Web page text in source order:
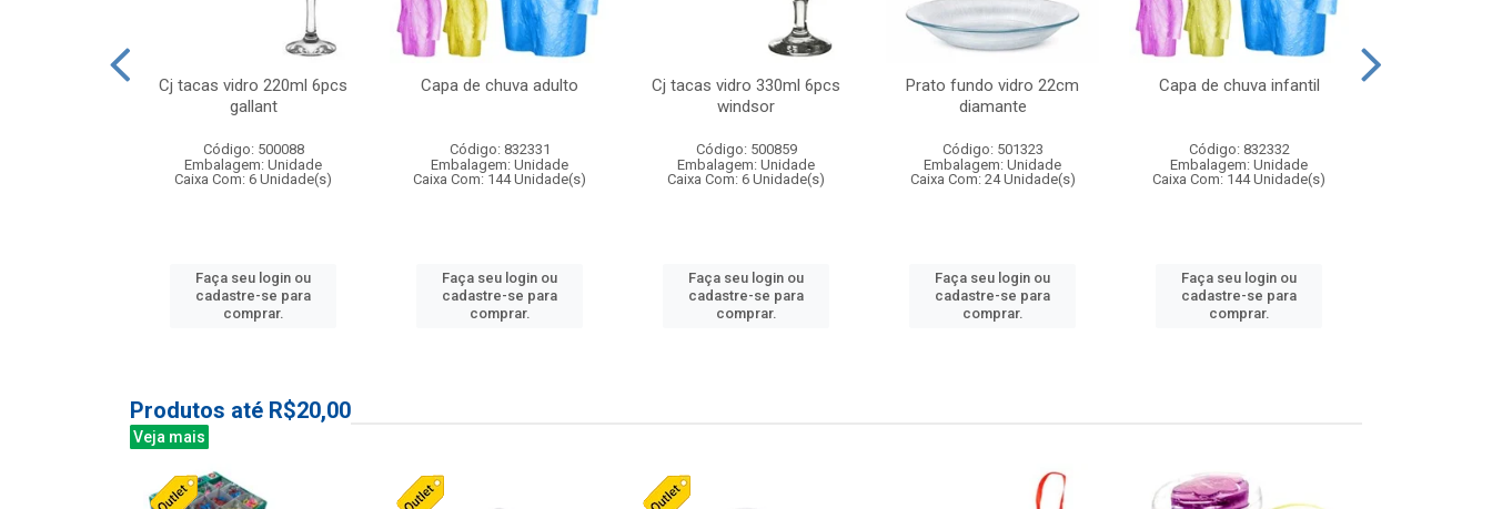
Cj tacas vidro 220ml 6pcs
gallant
Código: 500088
Embalagem: Unidade
Caixa Com: 6 Unidade(s)
Faça seu login ou
cadastre-se para
comprar.
Capa de chuva adulto
Código: 832331
Embalagem: Unidade
Caixa Com: 144 Unidade(s)
Faça seu login ou
cadastre-se para
comprar.
Cj tacas vidro 330ml 6pcs
windsor
Código: 500859
Embalagem: Unidade
Caixa Com: 6 Unidade(s)
Faça seu login ou
cadastre-se para
comprar.
Prato fundo vidro 22cm
diamante
Código: 501323
Embalagem: Unidade
Caixa Com: 24 Unidade(s)
Faça seu login ou
cadastre-se para
comprar.
Capa de chuva infantil
Código: 832332
Embalagem: Unidade
Caixa Com: 144 Unidade(s)
Faça seu login ou
cadastre-se para
comprar.
Produtos até R$20,00
Veja mais